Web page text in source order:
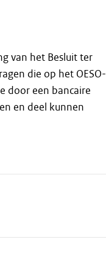
van het Besluit ter
die op het OESO-
door een bancaire
en deel kunnen